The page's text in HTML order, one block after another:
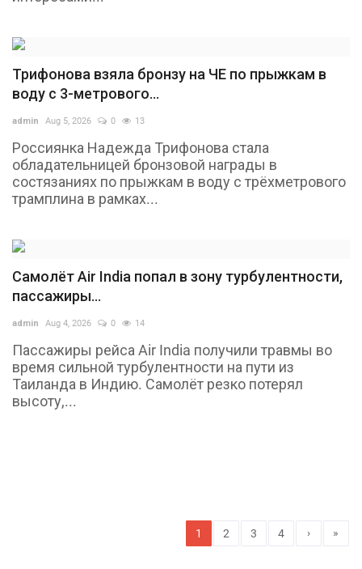
Трифонова взяла бронзу на ЧЕ по прыжкам в
воду с 3-метрового...
admin Aug 5, 2026 0 13
Россиянка Надежда Трифонова стала
обладательницей бронзовой награды в
состязаниях по прыжкам в воду с трёхметрового
трамплина в рамках...
Самолёт Air India попал в зону турбулентности,
пассажиры...
admin Aug 4, 2026 0 14
Пассажиры рейса Air India получили травмы во
время сильной турбулентности на пути из
Таиланда в Индию. Самолёт резко потерял
высоту,...
1 2 3 4 › »